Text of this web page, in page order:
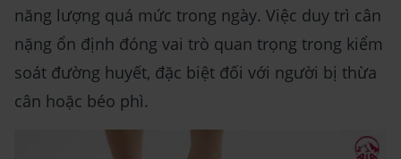
năng lượng quá mức trong ngày. Việc duy trì cân
nặng ổn định đóng vai trò quan trọng trong kiểm
soát đường huyết, đặc biệt đối với người bị thừa
cân hoặc béo phì.